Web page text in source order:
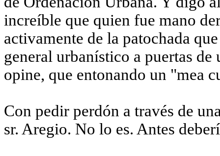
increíble que quien fue mano
activamente de la patochada
general urbanístico a puertas
opine, que entonando un "mea
Con pedir perdón a través de
sr. Aregio. No lo es. Antes